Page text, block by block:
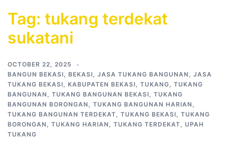
Tag: tukang terdekat
sukatani
OCTOBER 22, 2025
BANGUN BEKASI, BEKASI, JASA TUKANG BANGUNAN , JASA
TUKANG BEKASI, KABUPATEN BEKASI, TUKANG, TUKANG
BANGUNAN , TUKANG BANGUNAN BEKASI, TUKANG
BANGUNAN BORONGAN , TUKANG BANGUNAN HARIAN ,
TUKANG BANGUNAN TERDEKAT, TUKANG BEKASI, TUKANG
BORONGAN , TUKANG HARIAN , TUKANG TERDEKAT, UPAH
TUKANG